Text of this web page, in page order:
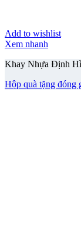
Add to wishlist
Xem nhanh
Khay Nhựa Định
Hộp quà tặng đóng